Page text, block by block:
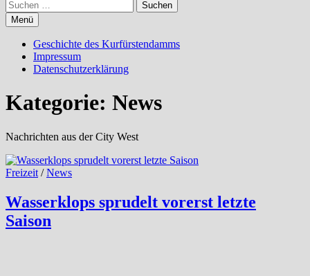
Suchen
nach:
Menü
Geschichte des Kurfürstendamms
Impressum
Datenschutzerklärung
Kategorie: News
Nachrichten aus der City West
Freizeit /News
Wasserklops sprudelt vorerst letzte
Saison